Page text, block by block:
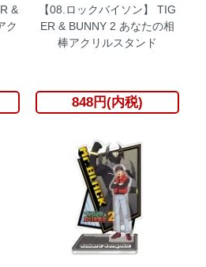
&
ク
【08.ロックバイソン】 TIG
ER & BUNNY 2 あなたの相
棒アクリルスタンド
848円(内税)